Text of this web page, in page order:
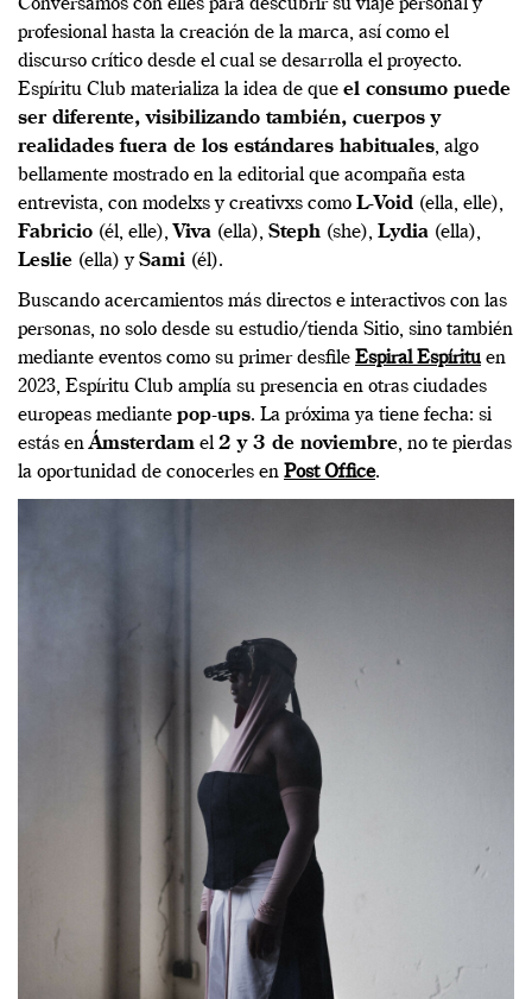
Conversamos con elles para descubrir su viaje personal y
profesional hasta la creación de la marca, así como el
discurso crítico desde el cual se desarrolla el proyecto.
Espíritu Club materializa la idea de que el consumo puede
ser diferente, visibilizando también, cuerpos y
realidades fuera de los estándares habituales, algo
bellamente mostrado en la editorial que acompaña esta
entrevista, con modelxs y creativxs como L-Void (ella, elle),
Fabricio (él, elle), Viva (ella), Steph (she), Lydia (ella),
Leslie (ella) ySami (él).
Buscando acercamientos más directos e interactivos con las
personas, no solo desde su estudio/tienda Sitio, sino también
mediante eventos como su primer desfile Espiral Espíritu en
2023, Espíritu Club amplía su presencia en otras ciudades
europeas mediante pop-ups. La próxima ya tiene fecha: si
estás enÁmsterdam el 2 y 3 de noviembre, no te pierdas
la oportunidad de conocerles en Post Office.